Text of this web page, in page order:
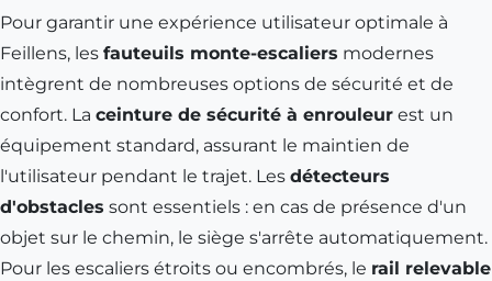
Pour garantir une expérience utilisateur optimale à
Feillens, les fauteuils monte-escaliers modernes
intègrent de nombreuses options de sécurité et de
confort. La ceinture de sécurité à enrouleur est un
équipement standard, assurant le maintien de
l'utilisateur pendant le trajet. Les détecteurs
d'obstacles sont essentiels : en cas de présence d'un
objet sur le chemin, le siège s'arrête automatiquement.
Pour les escaliers étroits ou encombrés, le rail relevable